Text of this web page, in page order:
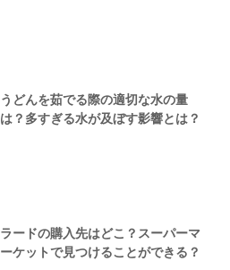
うどんを茹でる際の適切な水の量
は？多すぎる水が及ぼす影響とは？
ラードの購入先はどこ？スーパーマ
ーケットで見つけることができる？